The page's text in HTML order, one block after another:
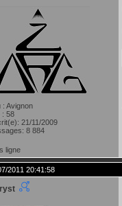
: Avignon
: 58
21/11/2009
8 884
ligne
2011 20:41:58